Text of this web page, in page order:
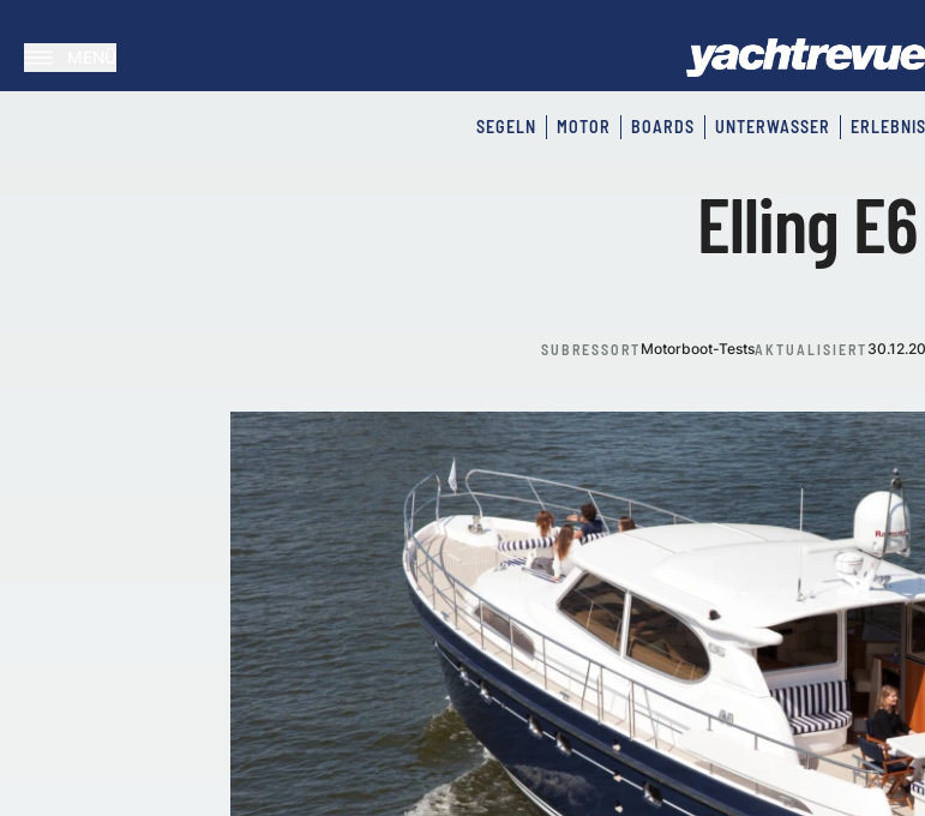
SEGELN MOTOR BOARDS UNTERWASSER
Elling E6
SUBRESSORT Motorboot-TestsAKTUALISIERT